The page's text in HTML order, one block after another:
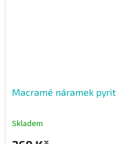
Macramé náramek pyrit
Skladem